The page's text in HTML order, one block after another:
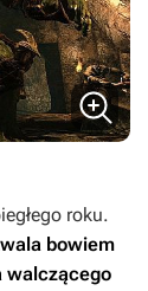
roku.
bowiem
walczącego